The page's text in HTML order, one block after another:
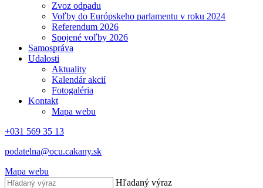
Zvoz odpadu
Voľby do Európskeho parlamentu v roku 2024
Referendum 2026
Spojené voľby 2026
Samospráva
Udalosti
Aktuality
Kalendár akcií
Fotogaléria
Kontakt
Mapa webu
+031 569 35 13
podatelna@ocu.cakany.sk
Mapa webu
Hľadaný výraz